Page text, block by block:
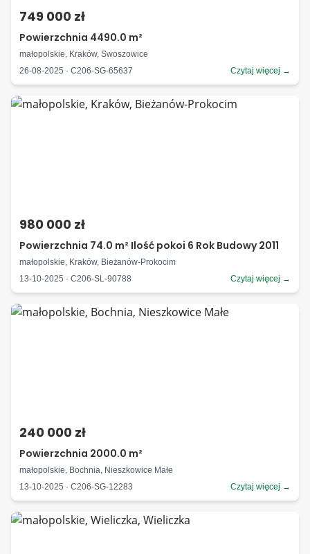
749 000 zł
Powierzchnia 4490.0 m²
małopolskie, Kraków, Swoszowice
26-08-2025 · C206-SG-65637
Czytaj więcej →
980 000 zł
Powierzchnia 74.0 m² Ilość pokoi 6 Rok Budowy 2011
małopolskie, Kraków, Bieżanów-Prokocim
13-10-2025 · C206-SL-90788
Czytaj więcej →
240 000 zł
Powierzchnia 2000.0 m²
małopolskie, Bochnia, Nieszkowice Małe
13-10-2025 · C206-SG-12283
Czytaj więcej →